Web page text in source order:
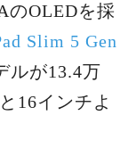
のOLEDを採
Slim 5 Gen
ルが13.4万
16インチよ